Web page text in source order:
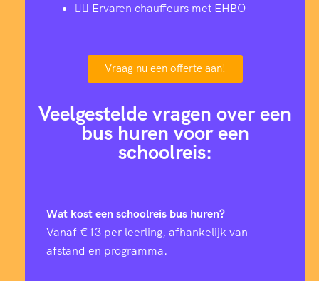
👨‍✈️ Ervaren chauffeurs met EHBO
Vraag nu een offerte aan!
Veelgestelde vragen over een
bus huren voor een
schoolreis:
Wat kost een schoolreis bus huren?
Vanaf €13 per leerling, afhankelijk van
afstand en programma.